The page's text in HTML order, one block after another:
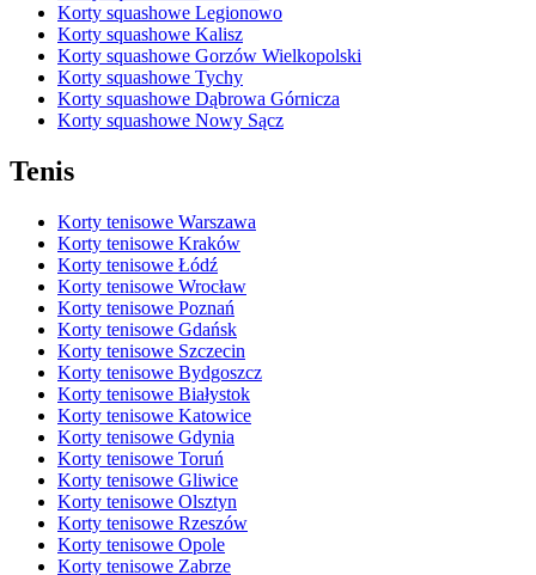
Korty squashowe Legionowo
Korty squashowe Kalisz
Korty squashowe Gorzów Wielkopolski
Korty squashowe Tychy
Korty squashowe Dąbrowa Górnicza
Korty squashowe Nowy Sącz
Tenis
Korty tenisowe Warszawa
Korty tenisowe Kraków
Korty tenisowe Łódź
Korty tenisowe Wrocław
Korty tenisowe Poznań
Korty tenisowe Gdańsk
Korty tenisowe Szczecin
Korty tenisowe Bydgoszcz
Korty tenisowe Białystok
Korty tenisowe Katowice
Korty tenisowe Gdynia
Korty tenisowe Toruń
Korty tenisowe Gliwice
Korty tenisowe Olsztyn
Korty tenisowe Rzeszów
Korty tenisowe Opole
Korty tenisowe Zabrze